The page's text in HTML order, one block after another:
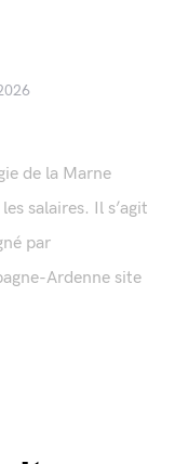
de la Marne
salaires. Il s’agit
par
Ardenne site